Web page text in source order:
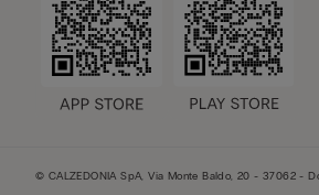
© CALZEDONIA SpA, Via Monte Baldo, 20 - 37062 -